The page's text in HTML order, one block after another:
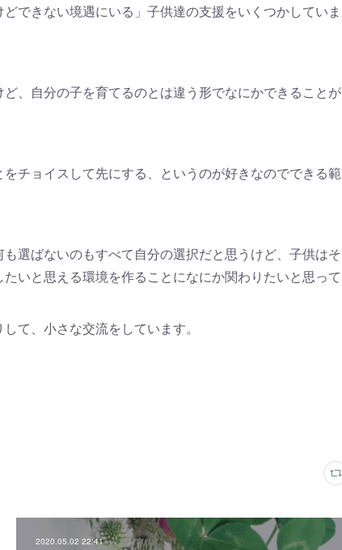
できない境遇にいる」子供達の支援をいくつかしていま
、自分の子を育てるのとは違う形でなにかできることが
チョイスして先にする、というのが好きなのでできる範
選ばないのもすべて自分の選択だと思うけど、子供はそ
いと思える環境を作ることになにか関わりたいと思って
て、小さな交流をしています。
2020.05.02 22:41